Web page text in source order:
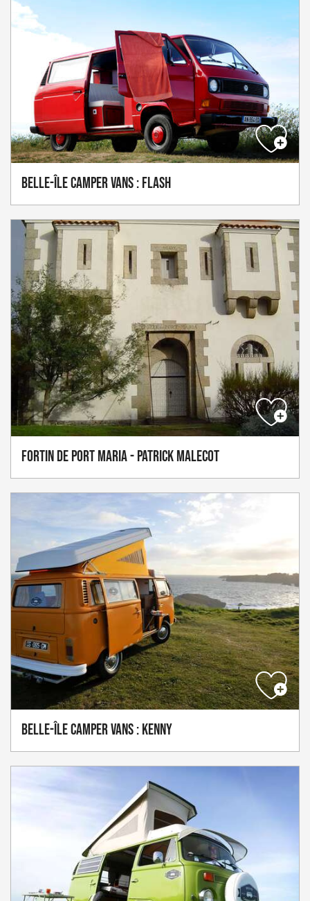
Belle-Île Camper Vans : Flash
Fortin de Port Maria - Patrick MALECOT
Belle-Île Camper Vans : Kenny